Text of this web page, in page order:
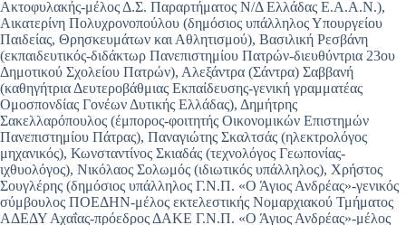
Ακτοφυλακής-μέλος Δ.Σ. Παραρτήματος Ν/Δ Ελλάδας Ε.Α.Α.Ν.),
Αικατερίνη Πολυχρονοπούλου (δημόσιος υπάλληλος Υπουργείου
Παιδείας, Θρησκευμάτων και Αθλητισμού), Βασιλική Ρεσβάνη
(εκπαιδευτικός-διδάκτωρ Πανεπιστημίου Πατρών-διευθύντρια 23ου
Δημοτικού Σχολείου Πατρών), Αλεξάντρα (Σάντρα) Σαββανή
(καθηγήτρια Δευτεροβάθμιας Εκπαίδευσης-γενική γραμματέας
Ομοσπονδίας Γονέων Δυτικής Ελλάδας), Δημήτρης
Σακελλαρόπουλος (έμπορος-φοιτητής Οικονομικών Επιστημών
Πανεπιστημίου Πάτρας), Παναγιώτης Σκαλτσάς (ηλεκτρολόγος
μηχανικός), Κωνσταντίνος Σκιαδάς (τεχνολόγος Γεωπονίας-
ιχθυολόγος), Νικόλαος Σολωμός (ιδιωτικός υπάλληλος), Χρήστος
Σουγλέρης (δημόσιος υπάλληλος Γ.Ν.Π. «Ο Άγιος Ανδρέας»-γενικός
σύμβουλος ΠΟΕΔΗΝ-μέλος εκτελεστικής Νομαρχιακού Τμήματος
ΑΔΕΔΥ Αχαΐας-πρόεδρος ΔΑΚΕ Γ.Ν.Π. «Ο Άγιος Ανδρέας»-μέλος